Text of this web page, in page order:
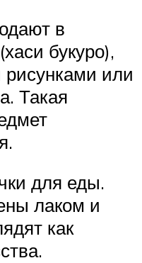
в
букуро),
или
Такая
для еды.
лаком и
как